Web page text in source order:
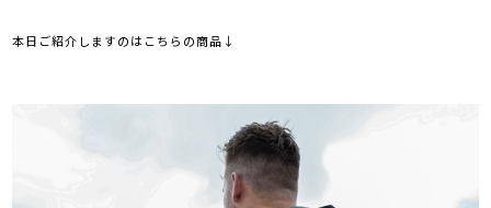
本日ご紹介しますのはこちらの商品↓